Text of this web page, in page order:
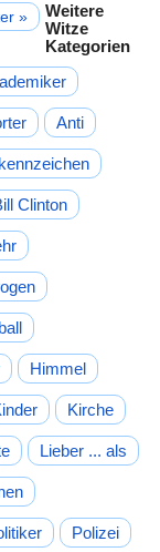
»
Weitere
Witze
Kategorien
Anti
Clinton
Himmel
Kirche
Lieber ... als
Polizei